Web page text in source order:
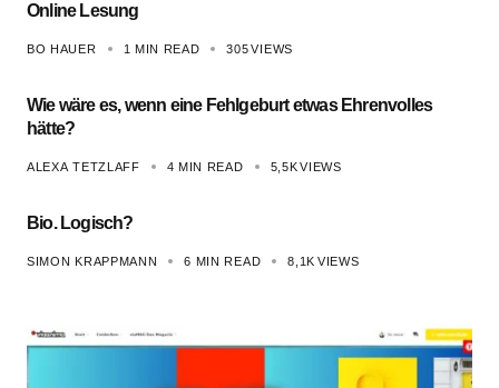
Online Lesung
BO HAUER 1 MIN READ 305 VIEWS
Wie wäre es, wenn eine Fehlgeburt etwas Ehrenvolles
hätte?
ALEXA TETZLAFF 4 MIN READ 5,5KVIEWS
Bio. Logisch?
SIMON KRAPPMANN 6 MIN READ 8,1K VIEWS